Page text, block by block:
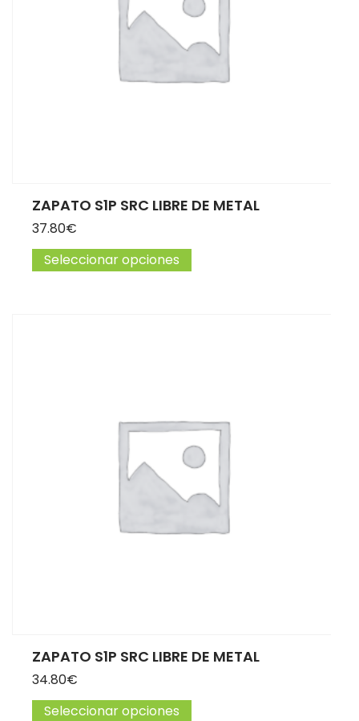
ZAPATO S1P SRC LIBRE DE METAL
37.80€
Seleccionar opciones
ZAPATO S1P SRC LIBRE DE METAL
34.80€
Seleccionar opciones